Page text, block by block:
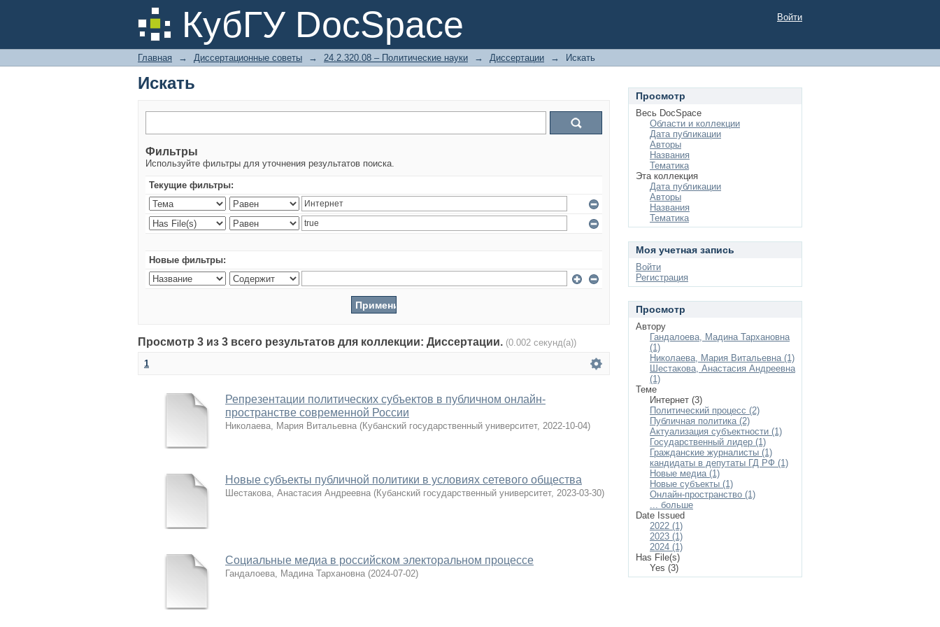
КубГУ DocSpace
Искать Войти
Главная → Диссертационные советы → 24.2.320.08 – Политические науки → Диссертации → Искать
Искать
Фильтры
Используйте фильтры для уточнения результатов поиска.
Текущие фильтры:
Новые фильтры:
Просмотр 3 из 3 всего результатов для коллекции: Диссертации. (0.002 секунд(а))
1
Репрезентации политических субъектов в публичном онлайн-
пространстве современной России
Николаева, Мария Витальевна (Кубанский государственный университет, 2022-10-04)
Новые субъекты публичной политики в условиях сетевого общества
Шестакова, Анастасия Андреевна (Кубанский государственный университет, 2023-03-30)
Социальные медиа в российском электоральном процессе
Гандалоева, Мадина Тархановна (2024-07-02)
Просмотр
Весь DocSpace
Области и коллекции
Дата публикации
Авторы
Названия
Тематика
Эта коллекция
Дата публикации
Авторы
Названия
Тематика
Моя учетная запись
Войти
Регистрация
Просмотр
Автору
Гандалоева, Мадина Тархановна
(1)
Николаева, Мария Витальевна (1)
Шестакова, Анастасия Андреевна
(1)
Теме
Интернет (3)
Политический процесс (2)
Публичная политика (2)
Актуализация субъектности (1)
Государственный лидер (1)
Гражданские журналисты (1)
кандидаты в депутаты ГД РФ (1)
Новые медиа (1)
Новые субъекты (1)
Онлайн-пространство (1)
... больше
Date Issued
2022 (1)
2023 (1)
2024 (1)
Has File(s)
Yes (3)